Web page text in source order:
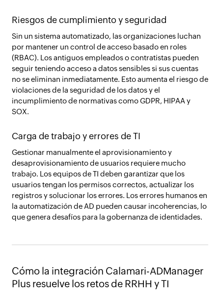
Riesgos de cumplimiento y seguridad
Sin un sistema automatizado, las organizaciones luchan
por mantener un control de acceso basado en roles
(RBAC). Los antiguos empleados o contratistas pueden
seguir teniendo acceso a datos sensibles si sus cuentas
no se eliminan inmediatamente. Esto aumenta el riesgo de
violaciones de la seguridad de los datos y el
incumplimiento de normativas como GDPR, HIPAA y
SOX.
Carga de trabajo y errores de TI
Gestionar manualmente el aprovisionamiento y
desaprovisionamiento de usuarios requiere mucho
trabajo. Los equipos de TI deben garantizar que los
usuarios tengan los permisos correctos, actualizar los
registros y solucionar los errores. Los errores humanos en
la automatización de AD pueden causar incoherencias, lo
que genera desafíos para la gobernanza de identidades.
Cómo la integración Calamari-ADManager
Plus resuelve los retos de RRHH y TI